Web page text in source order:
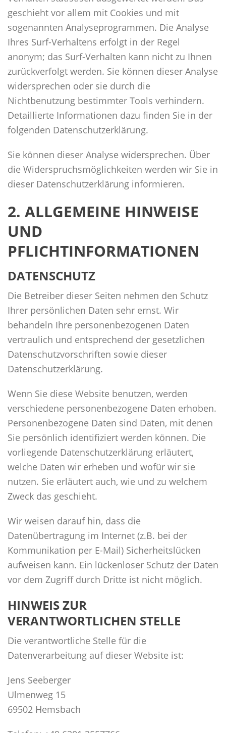
geschieht vor allem mit Cookies und mit
sogenannten Analyseprogrammen. Die Analyse
Ihres Surf-Verhaltens erfolgt in der Regel
anonym; das Surf-Verhalten kann nicht zu Ihnen
zurückverfolgt werden. Sie können dieser Analyse
widersprechen oder sie durch die
Nichtbenutzung bestimmter Tools verhindern.
Detaillierte Informationen dazu finden Sie in der
folgenden Datenschutzerklärung.
Sie können dieser Analyse widersprechen. Über
die Widerspruchsmöglichkeiten werden wir Sie in
dieser Datenschutzerklärung informieren.
2. ALLGEMEINE HINWEISE
UND
PFLICHTINFORMATIONEN
DATENSCHUTZ
Die Betreiber dieser Seiten nehmen den Schutz
Ihrer persönlichen Daten sehr ernst. Wir
behandeln Ihre personenbezogenen Daten
vertraulich und entsprechend der gesetzlichen
Datenschutzvorschriften sowie dieser
Datenschutzerklärung.
Wenn Sie diese Website benutzen, werden
verschiedene personenbezogene Daten erhoben.
Personenbezogene Daten sind Daten, mit denen
Sie persönlich identifiziert werden können. Die
vorliegende Datenschutzerklärung erläutert,
welche Daten wir erheben und wofür wir sie
nutzen. Sie erläutert auch, wie und zu welchem
Zweck das geschieht.
Wir weisen darauf hin, dass die
Datenübertragung im Internet (z.B. bei der
Kommunikation per E-Mail) Sicherheitslücken
aufweisen kann. Ein lückenloser Schutz der Daten
vor dem Zugriff durch Dritte ist nicht möglich.
HINWEIS ZUR
VERANTWORTLICHEN STELLE
Die verantwortliche Stelle für die
Datenverarbeitung auf dieser Website ist:
Jens Seeberger
Ulmenweg 15
69502 Hemsbach